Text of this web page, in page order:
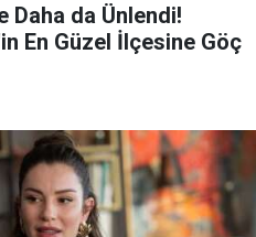
Daha da Ünlendi!
En Güzel İlçesine Göç